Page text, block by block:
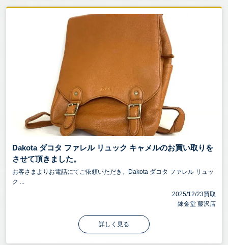
Dakota ダコタ ファレル リュック キャメルのお買い取りを
させて頂きました。
お客さまよりお電話にてご依頼いただき、Dakota ダコタ ファレル リュッ
ク ...
2025/12/23買取
錬金堂 藤沢店
詳しく見る